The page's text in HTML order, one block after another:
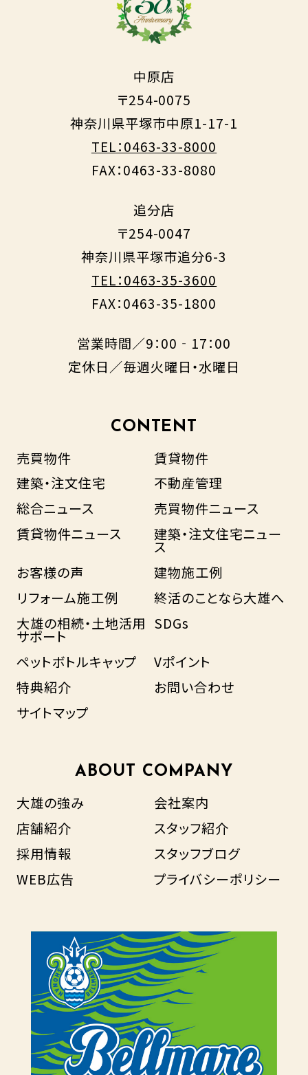
中原店
〒254-0075
神奈川県平塚市中原1-17-1
TEL：0463-33-8000
FAX：0463-33-8080
追分店
〒254-0047
神奈川県平塚市追分6-3
TEL：0463-35-3600
FAX：0463-35-1800
営業時間／9：00‐17：00
定休日／毎週火曜日・水曜日
CONTENT
売買物件
賃貸物件
建築・注文住宅
不動産管理
総合ニュース
売買物件ニュース
賃貸物件ニュース
建築・注文住宅ニュー
ス
お客様の声
建物施工例
リフォーム施工例
終活のことなら大雄へ
大雄の相続・土地活用
サポート
SDGs
ペットボトルキャップ
Vポイント
特典紹介
お問い合わせ
サイトマップ
ABOUT COMPANY
大雄の強み
会社案内
店舗紹介
スタッフ紹介
採用情報
スタッフブログ
WEB広告
プライバシーポリシー